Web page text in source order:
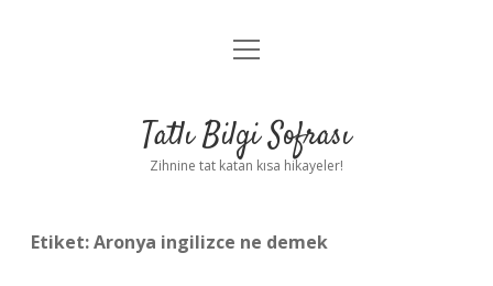
Anasayfa
Yasal Uyarı
menüyü
Tatlı Bilgi Sofrası
Zihnine tat katan kısa hikayeler!
Etiket:Aronya ingilizce ne demek